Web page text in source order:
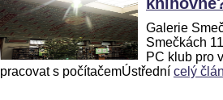
Galerie
Smečkách
PC klub pro
pracovat s počítačemÚstřední celý